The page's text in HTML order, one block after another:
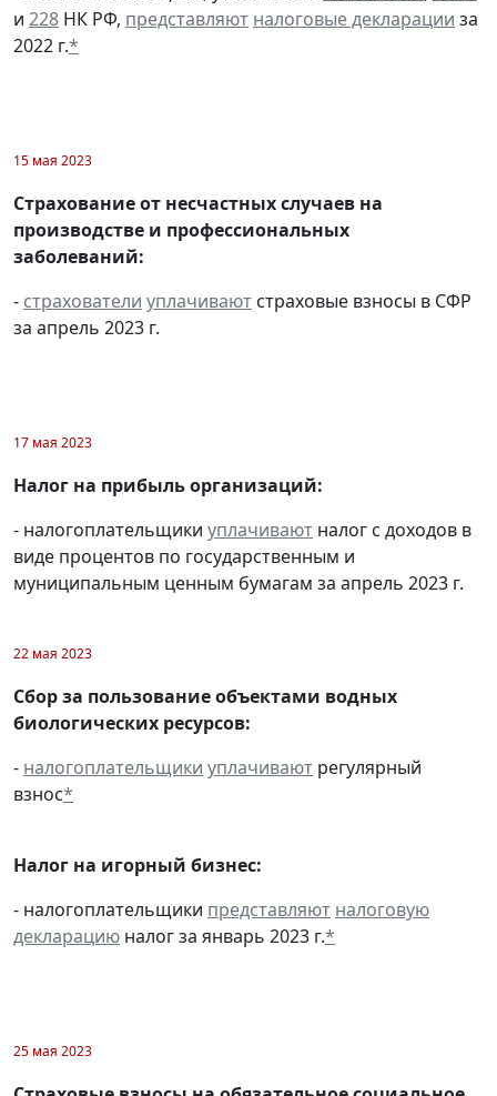
и 228 НК РФ, представляют налоговые декларации за
2022 г.*
15 мая 2023
Страхование от несчастных случаев на
производстве и профессиональных
заболеваний:
- страхователи уплачивают страховые взносы в СФР
за апрель 2023 г.
17 мая 2023
Налог на прибыль организаций:
- налогоплательщики уплачивают налог с доходов в
виде процентов по государственным и
муниципальным ценным бумагам за апрель 2023 г.
22 мая 2023
Сбор за пользование объектами водных
биологических ресурсов:
- налогоплательщики уплачивают регулярный
взнос*
Налог на игорный бизнес:
- налогоплательщики представляют налоговую
декларацию налог за январь 2023 г.*
25 мая 2023